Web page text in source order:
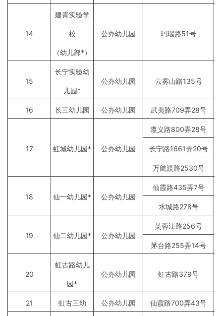
14
建青实验学
校
（幼儿部*）
公办幼儿园 玛瑙路51号
15
长宁实验幼
儿园*
公办幼儿园 云雾山路135号
16 长三幼儿园 公办幼儿园 武夷路709弄28号
17 虹城幼儿园* 公办幼儿园
遵义路800弄28号
长宁路1661弄20号
万航渡路2530号
18 仙一幼儿园* 公办幼儿园
仙霞路435弄7号
水城路278号
19 仙二幼儿园* 公办幼儿园
芙蓉江路256号
茅台路255弄14号
20
虹古路幼儿
园*
公办幼儿园 虹古路379号
21 虹古三幼 公办幼儿园 仙霞路700弄43号